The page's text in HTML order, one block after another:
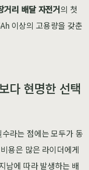
거리 배달 자전거의 첫
이상의 고용량을 갖춘
다 현명한 선택
라는 점에는 모두가 동
용은 많은 라이더에게
남에 따라 발생하는 배